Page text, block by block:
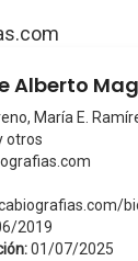
Alberto
María E.
otros
2019
01/07/2025